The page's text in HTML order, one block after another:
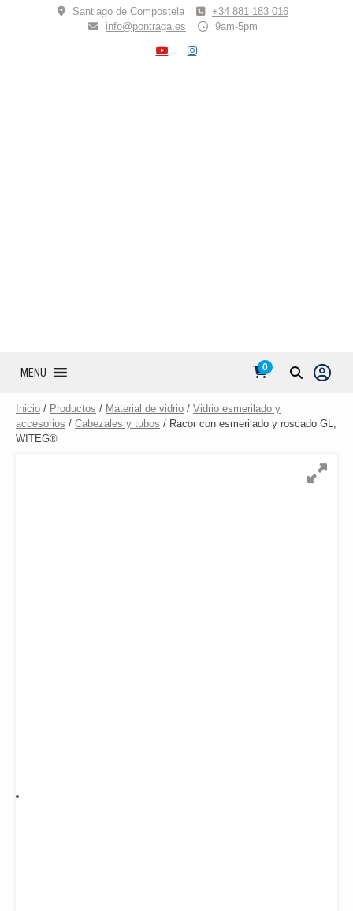
Santiago de Compostela
+34 881 183 016
info@pontraga.es
9am-5pm
YOUTUBE
INSTAGRAM
MENU 0
Inicio / Productos / Material de vidrio / Vidrio esmerilado y
accesorios / Cabezales y tubos / Racor con esmerilado y roscado GL,
WITEG®